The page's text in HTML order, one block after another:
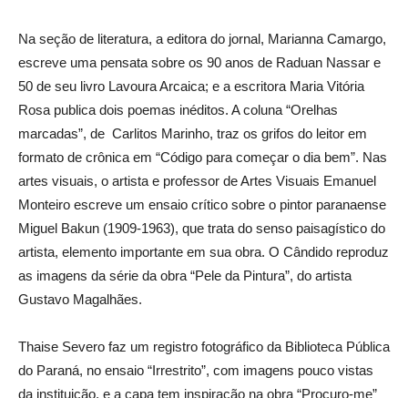
Na seção de literatura, a editora do jornal, Marianna Camargo,
escreve uma pensata sobre os 90 anos de Raduan Nassar e
50 de seu livro Lavoura Arcaica; e a escritora Maria Vitória
Rosa publica dois poemas inéditos. A coluna “Orelhas
marcadas”, de Carlitos Marinho, traz os grifos do leitor em
formato de crônica em “Código para começar o dia bem”. Nas
artes visuais, o artista e professor de Artes Visuais Emanuel
Monteiro escreve um ensaio crítico sobre o pintor paranaense
Miguel Bakun (1909-1963), que trata do senso paisagístico do
artista, elemento importante em sua obra. O Cândido reproduz
as imagens da série da obra “Pele da Pintura”, do artista
Gustavo Magalhães.
Thaise Severo faz um registro fotográfico da Biblioteca Pública
do Paraná, no ensaio “Irrestrito”, com imagens pouco vistas
da instituição, e a capa tem inspiração na obra “Procuro-me”